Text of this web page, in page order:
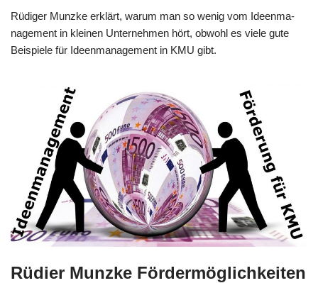
Rüdi­ger Munz­ke erklärt, war­um man so wenig vom Ideen­ma­
nage­ment in klei­nen Unter­neh­men hört, obwohl es vie­le gute
Bei­spie­le für Ideen­ma­nage­ment in KMU gibt.
Rüdier Munzke Fördermöglichkeiten